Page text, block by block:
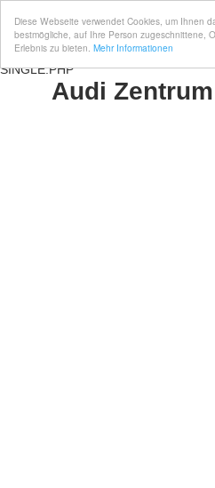
Diese Webseite verwendet Cookies, um Ihnen
bestmögliche, auf Ihre Person zugeschnittene,
Erlebnis zu bieten. Mehr Informationen
SINGLE.PHP
Audi